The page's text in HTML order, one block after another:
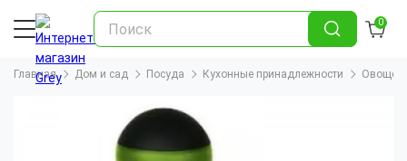
0
Главная Дом и сад Посуда Кухонные принадлежности